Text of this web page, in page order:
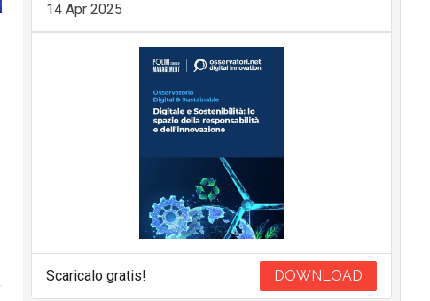
14 Apr 2025
Scaricalo gratis! DOWNLOAD